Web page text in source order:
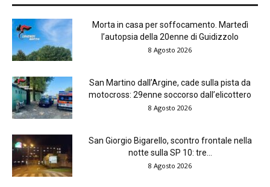
Morta in casa per soffocamento. Martedì
l’autopsia della 20enne di Guidizzolo
8 Agosto 2026
San Martino dall’Argine, cade sulla pista da
motocross: 29enne soccorso dall’elicottero
8 Agosto 2026
San Giorgio Bigarello, scontro frontale nella
notte sulla SP 10: tre...
8 Agosto 2026